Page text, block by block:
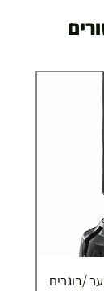
חצר ושולחנות
. רחוב העצמאות 5
החברה בת"א
/בוגרים